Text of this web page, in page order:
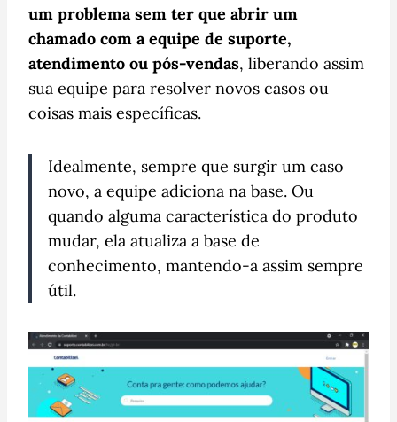
um problema sem ter que abrir um
chamado com a equipe de suporte,
atendimento ou pós-vendas, liberando assim
sua equipe para resolver novos casos ou
coisas mais específicas.
Idealmente, sempre que surgir um caso
novo, a equipe adiciona na base. Ou
quando alguma característica do produto
mudar, ela atualiza a base de
conhecimento, mantendo-a assim sempre
útil.